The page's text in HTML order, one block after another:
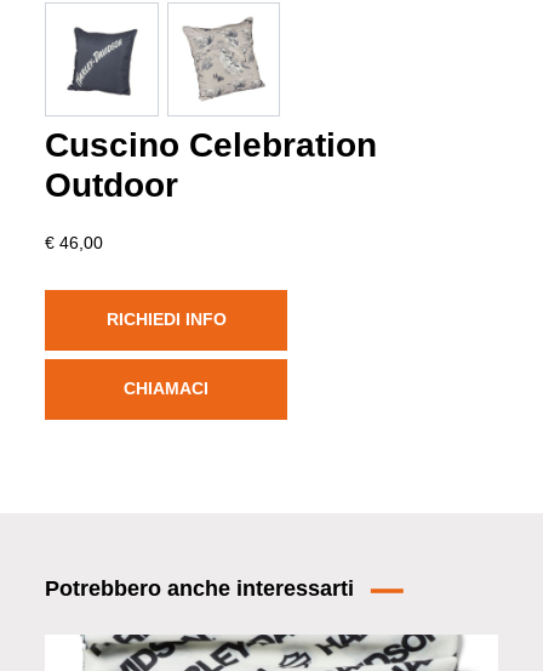
Cuscino Celebration
Outdoor
€ 46,00
RICHIEDI INFO
CHIAMACI
Potrebbero anche interessarti